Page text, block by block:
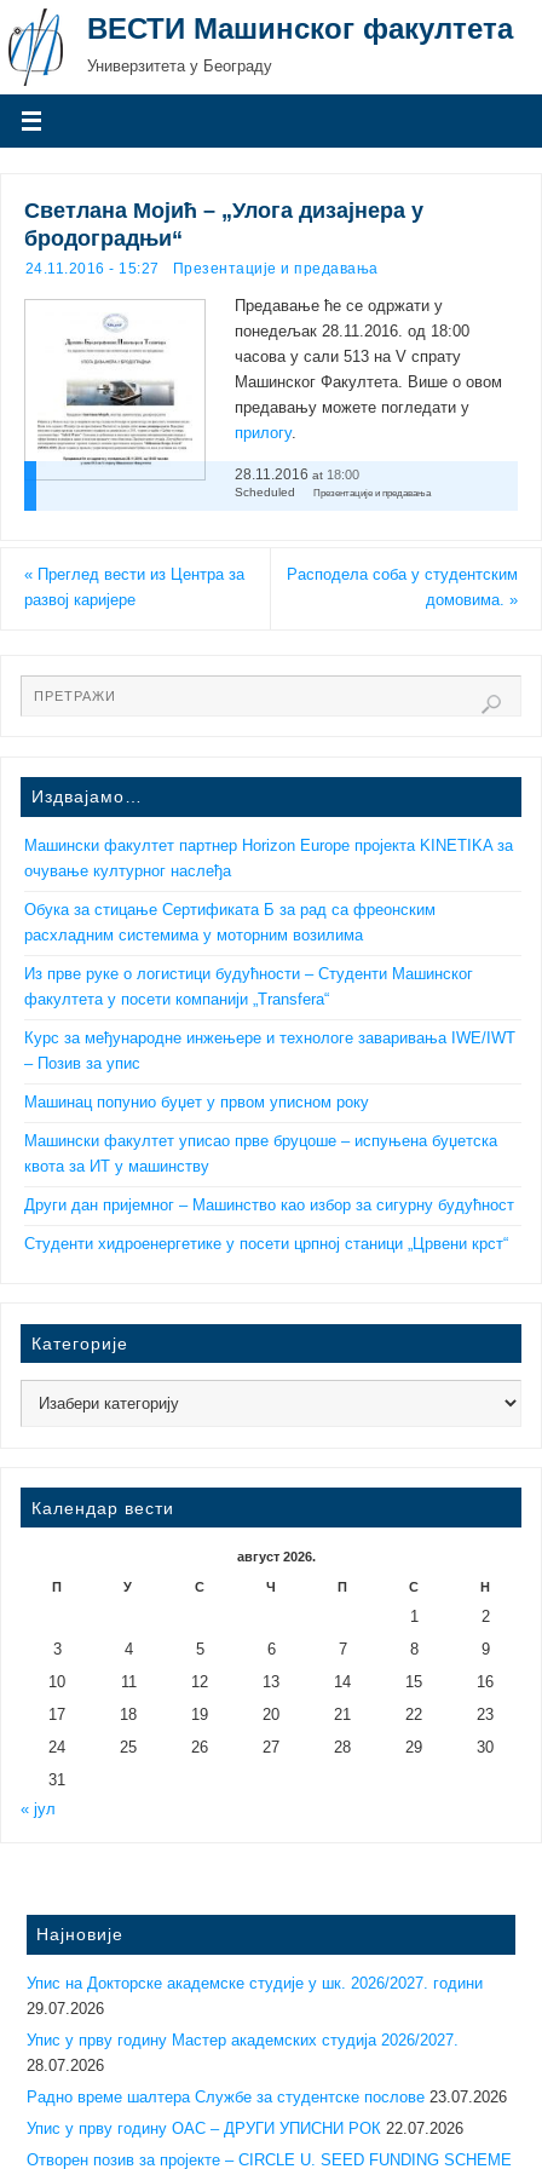
ВЕСТИ Машинског факултета
Универзитета у Београду
Светлана Мојић – „Улога дизајнера у
бродоградњи“
24.11.2016 - 15:27 Презентације и предавања
Предавање ће се одржати у
понедељак 28.11.2016. од 18:00
часова у сали 513 на V спрату
Машинског Факултета. Више о овом
предавању можете погледати у
прилогу.
28.11.2016 at 18:00
Scheduled Презентације и предавања
«Преглед вести из Центра за
развој каријере
Расподела соба у студентским
домовима.»
Издвајамо…
Машински факултет партнер Horizon Europe пројекта KINETIKA за
очување културног наслеђа
Обука за стицање Сертификата Б за рад са фреонским
расхладним системима у моторним возилима
Из прве руке о логистици будућности – Студенти Машинског
факултета у посети компанији „Transfera“
Курс за међународне инжењере и технологе заваривања IWE/IWT
– Позив за упис
Машинац попунио буџет у првом уписном року
Машински факултет уписао прве бруцоше – испуњена буџетска
квота за ИТ у машинству
Други дан пријемног – Машинство као избор за сигурну будућност
Студенти хидроенергетике у посети црпној станици „Црвени крст“
Категорије
Календар вести
август 2026.
П У С Ч П С Н
1
2
3
4 5 6 7 8
9
10
11 12 13 14 15
16
17
18 19 20 21 22
23
24
25 26 27 28 29
30
31
« јул
Најновије
Упис на Докторске академске студије у шк. 2026/2027. години
29.07.2026
Упис у прву годину Mастер академских студија 2026/2027.
28.07.2026
Радно време шалтера Службе за студентске послове 23.07.2026
Упис у прву годину ОАС – ДРУГИ УПИСНИ РОК 22.07.2026
Отворен позив за пројекте – CIRCLE U. SEED FUNDING SCHEME